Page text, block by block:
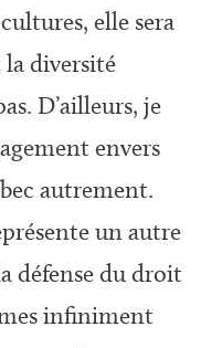
elle sera
diversité
D’ailleurs, je
envers
autrement.
un autre
défense du droit
infiniment